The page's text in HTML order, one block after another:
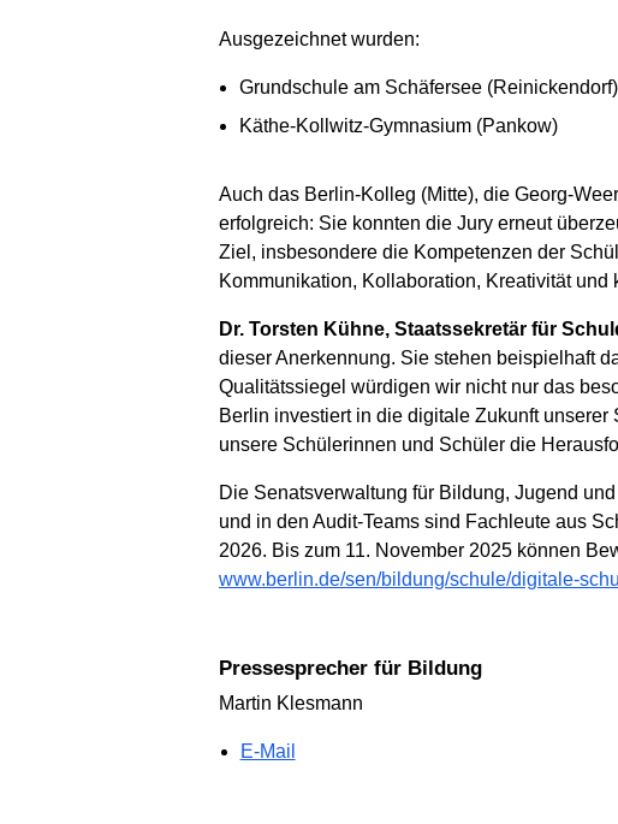
Ausgezeichnet wurden:
Grundschule am Schäfersee (Reinickendorf)
Käthe-Kollwitz-Gymnasium (Pankow)
Auch das Berlin-Kolleg (Mitte), die Georg-
erfolgreich: Sie konnten die Jury erneut
Ziel, insbesondere die Kompetenzen der
Kommunikation, Kollaboration, Kreativität
Dr. Torsten Kühne, Staatssekretär für
dieser Anerkennung. Sie stehen beispielhaft
Qualitätssiegel würdigen wir nicht nur das
Berlin investiert in die digitale Zukunft
unsere Schülerinnen und Schüler die
Die Senatsverwaltung für Bildung, Jugend
und in den Audit-Teams sind Fachleute aus
2026. Bis zum 11. November 2025 können
www.berlin.de/sen/bildung/schule/digitale-
Pressesprecher für Bildung
Martin Klesmann
E-Mail